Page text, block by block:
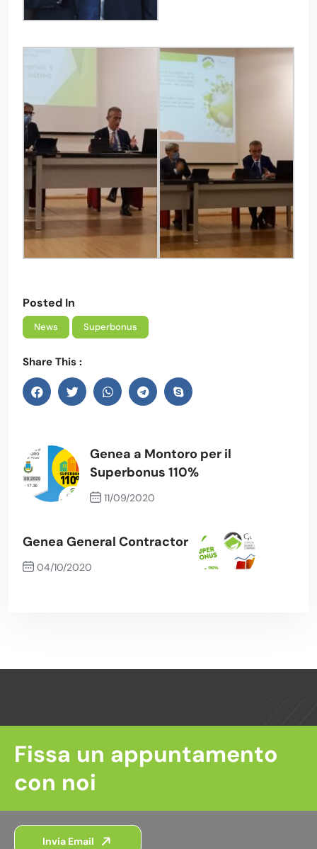
Posted In
News Superbonus
Share This :
Genea a Montoro per il
Superbonus 110%
11/09/2020
Genea General Contractor
04/10/2020
Fissa un appuntamento
con noi
Invia Email